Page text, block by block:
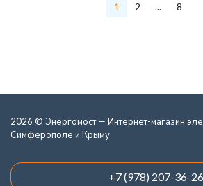
1 2 ... 8
2026 © Энергомост — Интернет-магазин
Симферополе и Крыму
+7 (978) 207-36-26